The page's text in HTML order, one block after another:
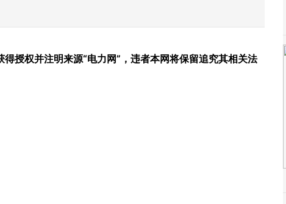
授权并注明来源“电力网”，违者本网将保留追究其相关法